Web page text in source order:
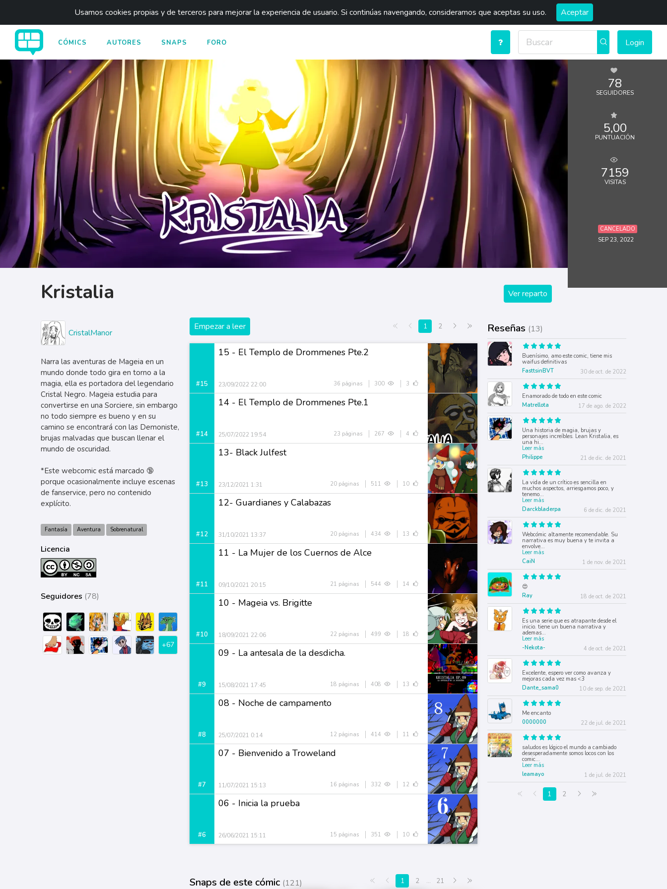
Usamos cookies propias y de terceros para mejorar la experiencia de usuario. Si continúas navengando, consideramos que aceptas su uso. Aceptar
CÓMICS AUTORES SNAPS FORO Login
78
SEGUIDORES
5,00
PUNTUACIÓN
7159
VISITAS
CANCELADO
SEP 23, 2022
Kristalia Ver reparto
CristalManor
Narra las aventuras de Mageia en un
mundo donde todo gira en torno a la
magia, ella es portadora del legendario
Cristal Negro. Mageia estudia para
convertirse en una Sorciere, sin embargo
no todo siempre es bueno y en su
camino se encontrará con las Demoniste,
brujas malvadas que buscan llenar el
mundo de oscuridad.
*Este webcomic está marcado 🔞
porque ocasionalmente incluye escenas
de fanservice, pero no contenido
explícito.
Fantasía Aventura Sobrenatural
Licencia
Seguidores (78)
+67
Empezar a leer Primera página
Anterior
1 2 SiguienteÚltima página
#15
15 - El Templo de Drommenes Pte.2
23/09/2022 22:00 36 páginas 300 3
#14
14 - El Templo de Drommenes Pte.1
25/07/2022 19:54 23 páginas 267 4
#13
13- Black Julfest
23/12/2021 1:31 20 páginas 511 10
#12
12- Guardianes y Calabazas
31/10/2021 13:37 20 páginas 434 13
#11
11 - La Mujer de los Cuernos de Alce
09/10/2021 20:15 21 páginas 544 14
#10
10 - Mageia vs. Brigitte
18/09/2021 22:06 22 páginas 499 18
#9
09 - La antesala de la desdicha.
15/08/2021 17:45 18 páginas 408 13
#8
08 - Noche de campamento
25/07/2021 0:14 12 páginas 414 11
#7
07 - Bienvenido a Troweland
11/07/2021 15:13 16 páginas 332 12
#6
06 - Inicia la prueba
26/06/2021 15:11 15 páginas 351 10
Snaps de este cómic (121) Primera página
Anterior
1 2 ... 21 Siguiente
Reseñas (13)
Buenísimo, amo este comic, tiene mis
waifus definitivas
FasttsinBVT
30 de oct. de 2022
Enamorado de todo en este comic
Matrellota
17 de ago. de 2022
Una historia de magia, brujas y
personajes increíbles. Lean Kristalia, es
una hi...
Leer más
Philippe
21 de dic. de 2021
La vida de un crítico es sencilla en
muchos aspectos, arriesgamos poco, y
tenemo...
Leer más
Darckbladerpa
6 de dic. de 2021
Webcómic altamente recomendable. Su
narrativa es muy buena y te invita a
envolve...
Leer más
CaiN
1 de nov. de 2021
😍
Ray
18 de oct. de 2021
Es una serie que es atrapante desde el
inicio. tiene un buena narrativa y
ademas...
Leer más
-Nekota-
4 de oct. de 2021
Excelente, espero ver como avanza y
mejoras cada vez mas <3
Dante_sama0
10 de sep. de 2021
Me encanto
0000000
22 de jul. de 2021
saludos es lógico el mundo a cambiado
desesperadamente somos locos con los
comic...
Leer más
leamayo
1 de jul. de 2021
Primera página
Anterior
1 2 Siguiente